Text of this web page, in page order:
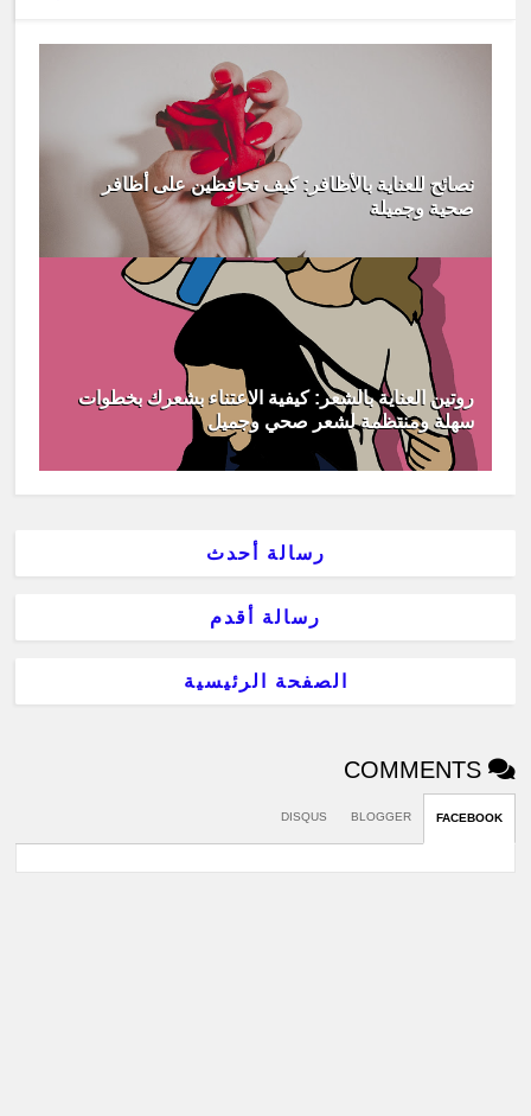
نصائح للعناية بالأظافر: كيف تحافظين على أظافر
صحية وجميلة
روتين العناية بالشعر: كيفية الاعتناء بشعرك بخطوات
سهلة ومنتظمة لشعر صحي وجميل
رسالة أحدث
رسالة أقدم
الصفحة الرئيسية
COMMENTS
FACEBOOK
BLOGGER
DISQUS